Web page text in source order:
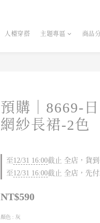
人檯穿搭 主題專區 商品
預購｜8669-
網紗長裙-2色
至12/31 16:00截止 全店，貨
至12/31 16:00截止 全店，先
NT$590
顏色 : 灰